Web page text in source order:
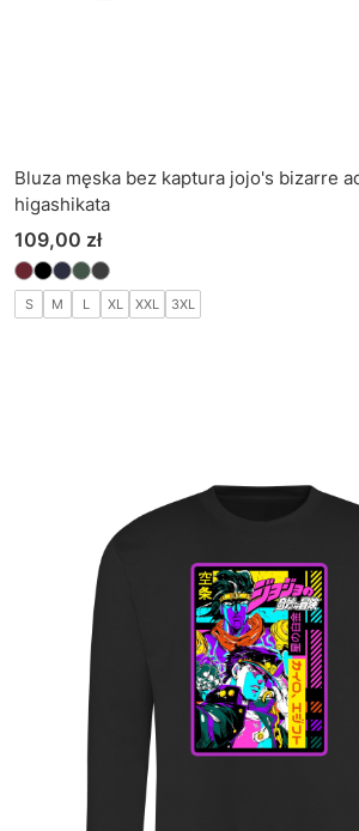
Bluza męska bez kaptura jojo's bizarre
higashikata
Cena
109,00 zł
S M L XL XXL 3XL